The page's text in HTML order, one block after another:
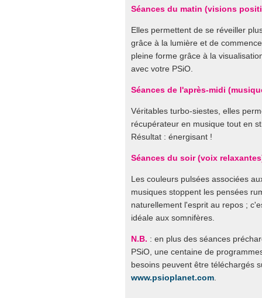
Séances du matin (visions
Elles permettent de se réveiller
grâce à la lumière et de
pleine forme grâce à la
avec votre PSiO.
Séances de l'après-midi
Véritables turbo-siestes, elles
récupérateur en musique tout en
Résultat : énergisant !
Séances du soir (voix
Les couleurs pulsées associées
musiques stoppent les pensées
naturellement l'esprit au repos ;
idéale aux somnifères.
N.B. : en plus des séances
PSiO, une centaine de
besoins peuvent être téléchargés
www.psioplanet.com.